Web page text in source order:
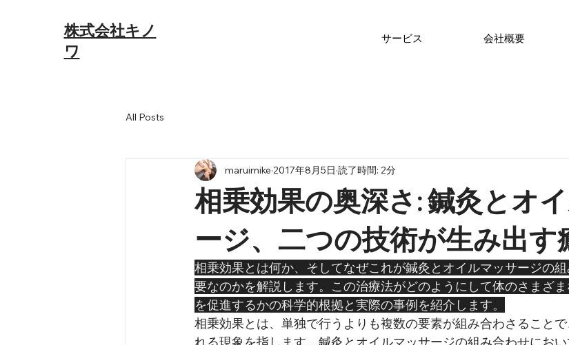
​​株式会社キノ
ワ
サービス 会社概要
All Posts
相乗効果の奥深さ: 鍼灸とオ
ージ、二つの技術が生み出す
maruimike 2017年8月5日 読了時間: 2分
相乗効果とは何か、そしてなぜこれが鍼灸とオイルマッサージの
要なのかを解説します。この治療法がどのようにして体のさまざ
を促進するかの科学的根拠と実際の事例を紹介します。
相乗効果とは、単独で行うよりも複数の要素が組み合わさること